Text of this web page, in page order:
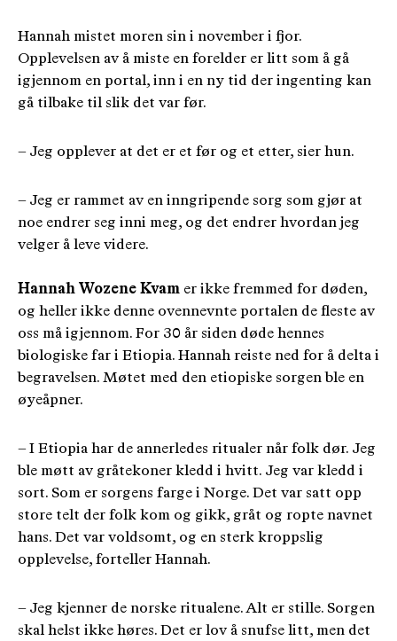
Hannah mistet moren sin i november i fjor.
Opplevelsen av å miste en forelder er litt som å gå
igjennom en portal, inn i en ny tid der ingenting kan
gå tilbake til slik det var før.
– Jeg opplever at det er et før og et etter, sier hun.
– Jeg er rammet av en inngripende sorg som gjør at
noe endrer seg inni meg, og det endrer hvordan jeg
velger å leve videre.
Hannah Wozene Kvam er ikke fremmed for døden,
og heller ikke denne ovennevnte portalen de fleste av
oss må igjennom. For 30 år siden døde hennes
biologiske far i Etiopia. Hannah reiste ned for å delta i
begravelsen. Møtet med den etiopiske sorgen ble en
øyeåpner.
– I Etiopia har de annerledes ritualer når folk dør. Jeg
ble møtt av gråtekoner kledd i hvitt. Jeg var kledd i
sort. Som er sorgens farge i Norge. Det var satt opp
store telt der folk kom og gikk, gråt og ropte navnet
hans. Det var voldsomt, og en sterk kroppslig
opplevelse, forteller Hannah.
– Jeg kjenner de norske ritualene. Alt er stille. Sorgen
skal helst ikke høres. Det er lov å snufse litt, men det